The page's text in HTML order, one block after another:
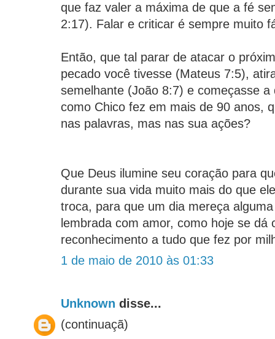
que faz valer a máxima de que a fé
2:17). Falar e criticar é sempre muito
Então, que tal parar de atacar o
pecado você tivesse (Mateus 7:5),
semelhante (João 8:7) e começasse
como Chico fez em mais de 90 anos,
nas palavras, mas nas sua ações?
Que Deus ilumine seu coração para
durante sua vida muito mais do que
troca, para que um dia mereça
lembrada com amor, como hoje se dá
reconhecimento a tudo que fez por
1 de maio de 2010 às 01:33
Unknown disse...
(continuaçã)